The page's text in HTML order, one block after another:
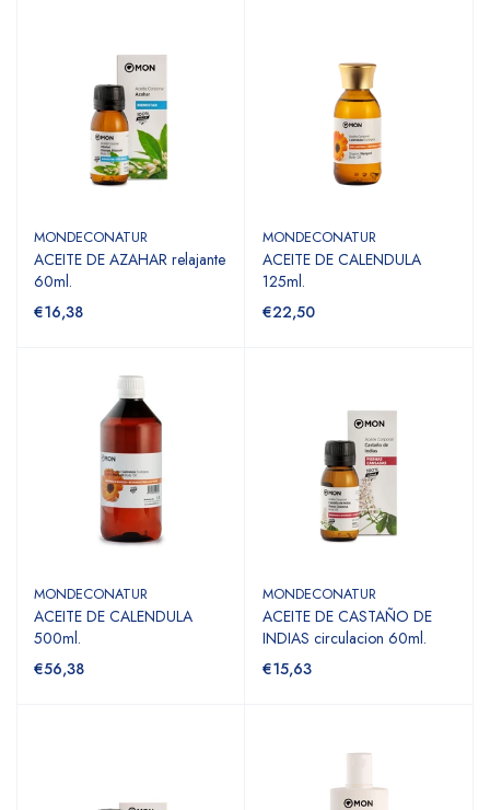
MONDECONATUR
ACEITE DE AZAHAR relajante
60ml.
€16,38
MONDECONATUR
ACEITE DE CALENDULA
125ml.
€22,50
MONDECONATUR
ACEITE DE CALENDULA
500ml.
€56,38
MONDECONATUR
ACEITE DE CASTAÑO DE
INDIAS circulacion 60ml.
€15,63